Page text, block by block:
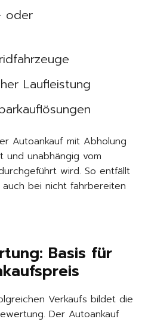
oder
Laufleistung
Autoankauf mit Abholung
und unabhängig vom
wird. So entfällt
bei nicht fahrbereiten
Basis für
Verkaufs bildet die
Der Autoankauf